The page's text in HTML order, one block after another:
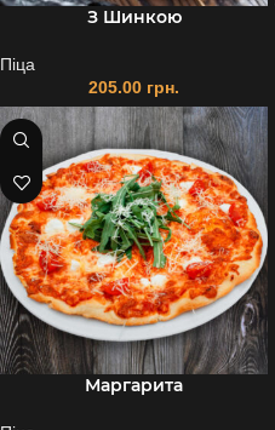
З Шинкою
Піца
205.00 грн.
Маргарита